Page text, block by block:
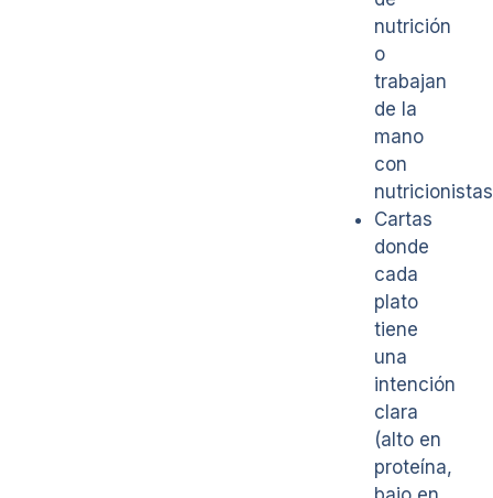
nutrición
o
trabajan
de la
mano
con
Cartas
donde
cada
plato
tiene
una
intención
clara
(alto en
proteína,